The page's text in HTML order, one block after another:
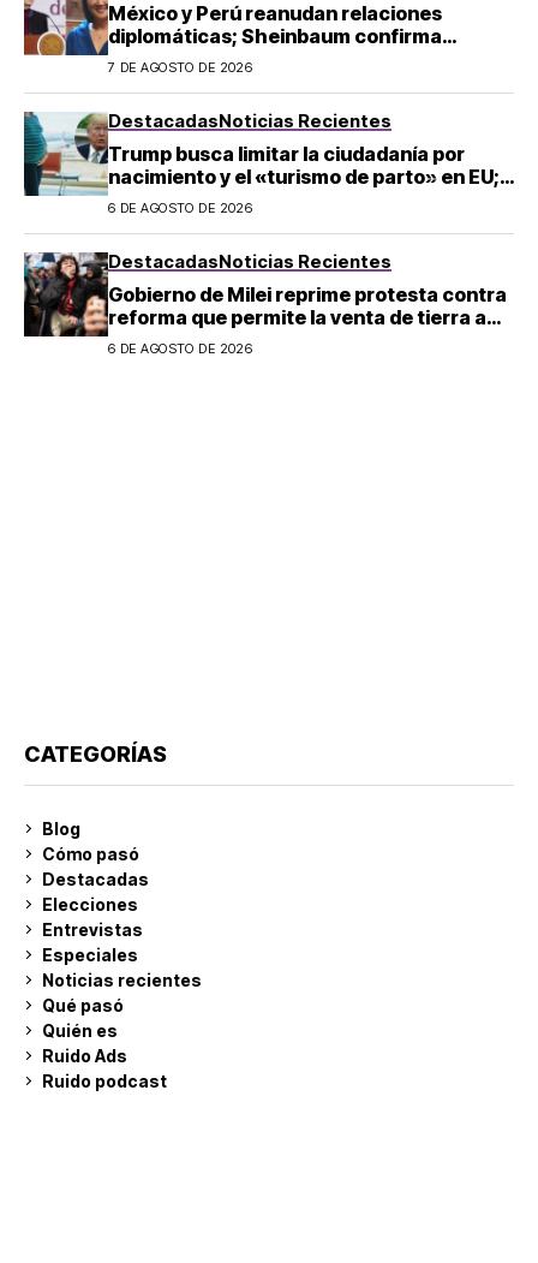
México y Perú reanudan relaciones
diplomáticas; Sheinbaum confirma
llegada de Betssy Chávez al país
7 DE AGOSTO DE 2026
DestacadasNoticias Recientes
Trump busca limitar la ciudadanía por
nacimiento y el «turismo de parto» en EU;
¿a quién afecta?
6 DE AGOSTO DE 2026
DestacadasNoticias Recientes
Gobierno de Milei reprime protesta contra
reforma que permite la venta de tierra a
extranjeros en Argentina
6 DE AGOSTO DE 2026
CATEGORÍAS
Blog
Cómo pasó
Destacadas
Elecciones
Entrevistas
Especiales
Noticias recientes
Qué pasó
Quién es
Ruido Ads
Ruido podcast